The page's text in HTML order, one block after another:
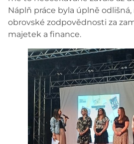
Náplň práce byla úplně
obrovské zodpovědnosti za
majetek a finance.